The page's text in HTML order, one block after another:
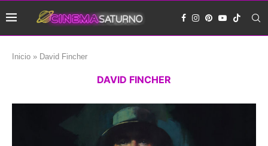
Inicio » David Fincher
DAVID FINCHER